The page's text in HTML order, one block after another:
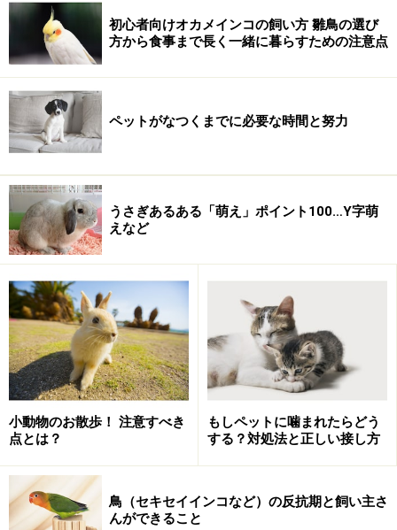
時々目覚めるタイプ
クマの冬眠は、寒い間に何度か目覚めるタイプの冬眠。
冬になる前に木の実などのエサを巣に蓄え、眠ることで
また眠る。数日寝ては食べ、また数日寝て、食べ、とこ
れを繰り返す冬眠です。
なぜ冬眠するのか？
一番には、寒さによる体力消耗を避けるため
私達人間であれば厚着をしたり暖房器具を使うなどして
温度調整できますが、自然の中で暮らす動物はそういっ
たことはできません。 けれども、寒さを乗り越えて生き
ていかねばならぬため冬眠するようになったと思われま
す。
また、寒さだけでなく暑さの厳しいときにもハリネズミ
のように夏眠（かみん）をする動物もいます。
初心者向けオカメインコの飼い方 雛鳥の選び
方から食事まで長く一緒に暮らすための注意点
ペットがなつくまでに必要な時間と努力
うさぎあるある「萌え」ポイント100…Y字萌
えなど
小動物のお散歩！ 注意すべき
点とは？
もしペットに噛まれたらどう
する？対処法と正しい接し方
鳥（セキセイインコなど）の反抗期と飼い主さ
んができること